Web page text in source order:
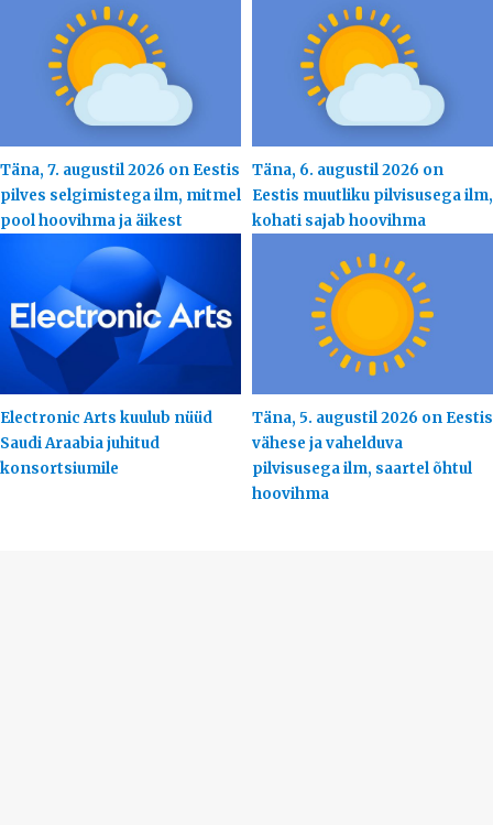
Täna, 7. augustil 2026 on Eestis
pilves selgimistega ilm, mitmel
pool hoovihma ja äikest
Täna, 6. augustil 2026 on
Eestis muutliku pilvisusega ilm,
kohati sajab hoovihma
Electronic Arts kuulub nüüd
Saudi Araabia juhitud
konsortsiumile
Täna, 5. augustil 2026 on Eestis
vähese ja vahelduva
pilvisusega ilm, saartel õhtul
hoovihma